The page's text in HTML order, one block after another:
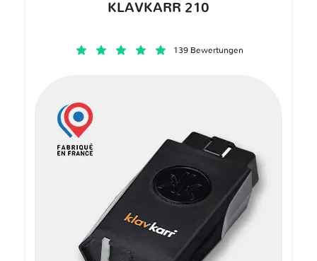
KLAVKARR 210
139 Bewertungen